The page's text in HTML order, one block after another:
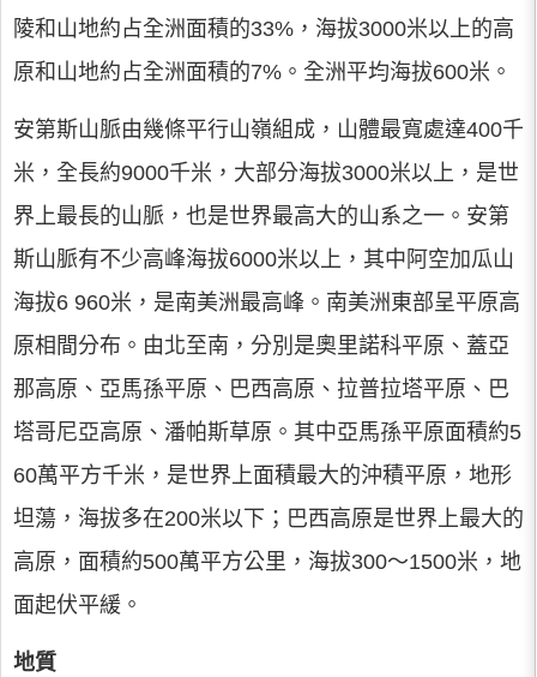
陵和山地約占全洲面積的33%，海拔3000米以上的高
原和山地約占全洲面積的7%。全洲平均海拔600米。
安第斯山脈由幾條平行山嶺組成，山體最寬處達400千
米，全長約9000千米，大部分海拔3000米以上，是世
界上最長的山脈，也是世界最高大的山系之一。安第
斯山脈有不少高峰海拔6000米以上，其中阿空加瓜山
海拔6 960米，是南美洲最高峰。南美洲東部呈平原高
原相間分布。由北至南，分別是奧里諾科平原、蓋亞
那高原、亞馬孫平原、巴西高原、拉普拉塔平原、巴
塔哥尼亞高原、潘帕斯草原。其中亞馬孫平原面積約5
60萬平方千米，是世界上面積最大的沖積平原，地形
坦蕩，海拔多在200米以下；巴西高原是世界上最大的
高原，面積約500萬平方公里，海拔300～1500米，地
面起伏平緩。
地質